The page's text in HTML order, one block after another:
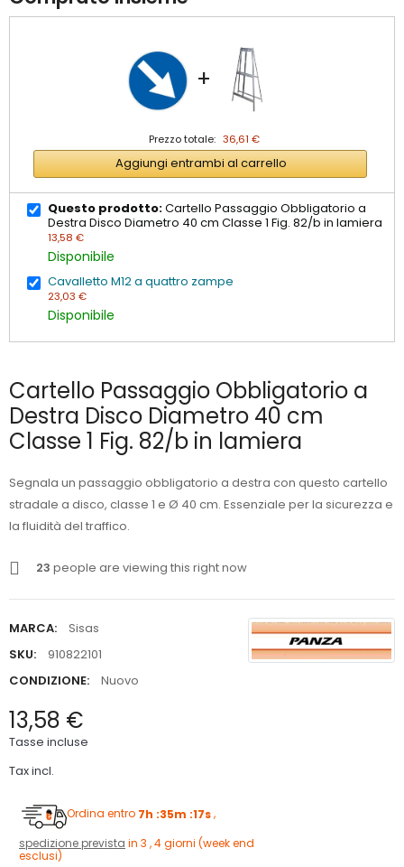
+
Prezzo totale: 36,61 €
Aggiungi entrambi al carrello
Questo prodotto:Cartello Passaggio Obbligatorio a
Destra Disco Diametro 40 cm Classe 1 Fig. 82/b in lamiera
13,58 €
Disponibile
Cavalletto M12 a quattro zampe
23,03 €
Disponibile
Cartello Passaggio Obbligatorio a
Destra Disco Diametro 40 cm
Classe 1 Fig. 82/b in lamiera
Segnala un passaggio obbligatorio a destra con questo cartello
stradale a disco, classe 1 e Ø 40 cm. Essenziale per la sicurezza e
la fluidità del traffico.
23 people are viewing this right now
MARCA:
Sisas
SKU:
910822101
CONDIZIONE:
Nuovo
13,58 €
Tasse incluse
Tax incl.
Ordina entro 7h :35m :16s,
spedizione prevista in 3 , 4 giorni (week end
esclusi)